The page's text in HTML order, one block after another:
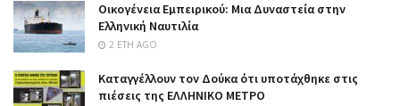
Οικογένεια Εμπειρικού: Μια Δυναστεία στην
Ελληνική Ναυτιλία
2 ΈΤΗ AGO
Καταγγέλλουν τον Δούκα ότι υποτάχθηκε στις
πιέσεις της ΕΛΛΗΝΙΚΟ ΜΕΤΡΟ